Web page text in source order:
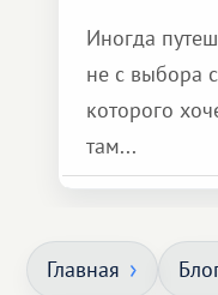
Иногда
не с выбора
которого
там...
Главная